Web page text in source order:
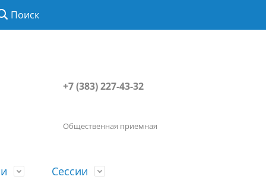
Поиск
+7 (383) 227-43-32
Общественная приемная
Сессии